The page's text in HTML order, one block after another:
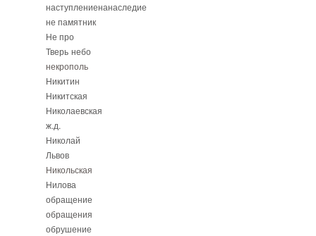
наступлениенанаследие
не памятник
Не про
Тверь небо
некрополь
Никитин
Никитская
Николаевская
ж.д.
Николай
Львов
Никольская
Нилова
обращение
обращения
обрушение